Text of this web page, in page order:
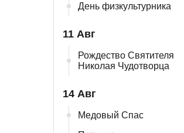
День физкультурника
11 Авг
Рождество Святителя
Николая Чудотворца
14 Авг
Медовый Спас